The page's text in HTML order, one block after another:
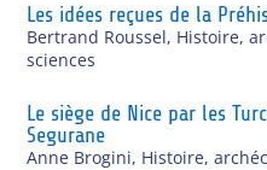
Les idées reçues de la
Bertrand Roussel, Histoire,
sciences
Le siège de Nice par les
Segurane
Anne Brogini, Histoire,